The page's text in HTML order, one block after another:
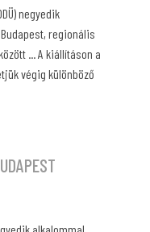
negyedik
regionális
... A kiállításon a
végig különböző